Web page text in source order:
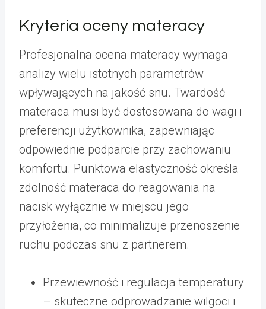
Kryteria oceny materacy
Profesjonalna ocena materacy wymaga
analizy wielu istotnych parametrów
wpływających na jakość snu. Twardość
materaca musi być dostosowana do wagi i
preferencji użytkownika, zapewniając
odpowiednie podparcie przy zachowaniu
komfortu. Punktowa elastyczność określa
zdolność materaca do reagowania na
nacisk wyłącznie w miejscu jego
przyłożenia, co minimalizuje przenoszenie
ruchu podczas snu z partnerem.
Przewiewność i regulacja temperatury
– skuteczne odprowadzanie wilgoci i